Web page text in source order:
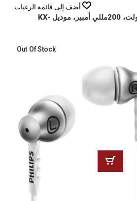
أضف إلى قائمة الرغبات
ادابتر باناسونيك، 12فولت، 200مللي أمبير، موديل KX-
Out Of Stock